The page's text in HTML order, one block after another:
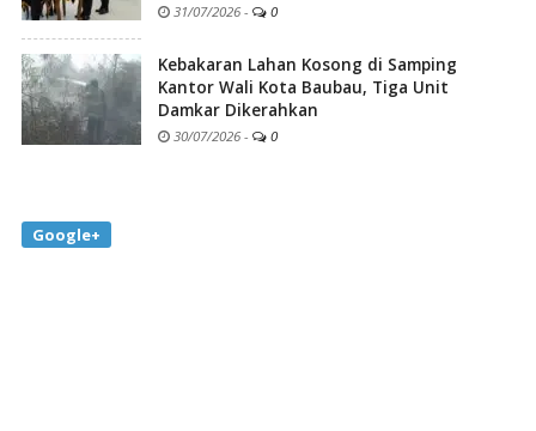
31/07/2026 - 0
Kebakaran Lahan Kosong di Samping
Kantor Wali Kota Baubau, Tiga Unit
Damkar Dikerahkan
30/07/2026 - 0
Google+